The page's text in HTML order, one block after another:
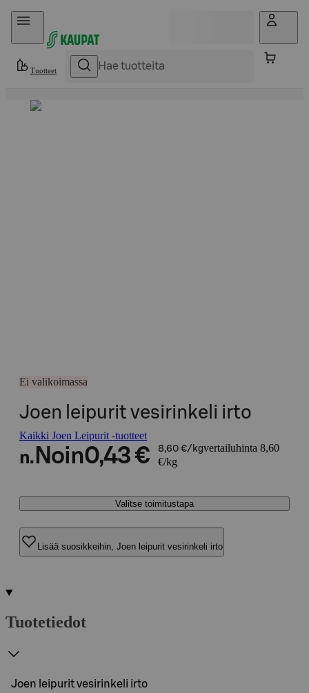
Hyppää sisältöön
Tuotteet
Ei valikoimassa
Joen leipurit vesirinkeli irto
Kaikki Joen Leipurit -tuotteet
n. Noin0,43 € 8,60 €/kgvertailuhinta 8,60
€/kg
Valitse toimitustapa
Lisää suosikkeihin, Joen leipurit vesirinkeli irto
Tuotetiedot
Joen leipurit vesirinkeli irto